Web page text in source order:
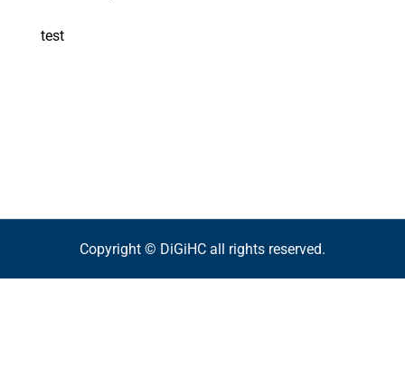
test
Copyright © DiGiHC all rights reserved.